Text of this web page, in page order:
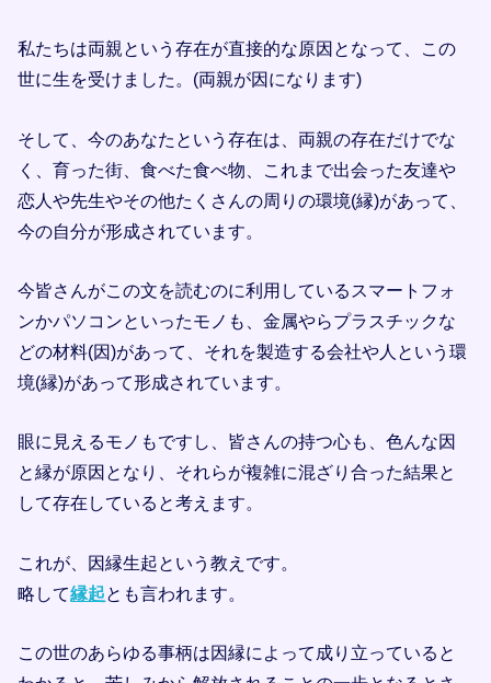
私たちは両親という存在が直接的な原因となって、この
世に生を受けました。(両親が因になります)
そして、今のあなたという存在は、両親の存在だけでな
く、育った街、食べた食べ物、これまで出会った友達や
恋人や先生やその他たくさんの周りの環境(縁)があって、
今の自分が形成されています。
今皆さんがこの文を読むのに利用しているスマートフォ
ンかパソコンといったモノも、金属やらプラスチックな
どの材料(因)があって、それを製造する会社や人という環
境(縁)があって形成されています。
眼に見えるモノもですし、皆さんの持つ心も、色んな因
と縁が原因となり、それらが複雑に混ざり合った結果と
して存在していると考えます。
これが、因縁生起という教えです。
略して縁起とも言われます。
この世のあらゆる事柄は因縁によって成り立っていると